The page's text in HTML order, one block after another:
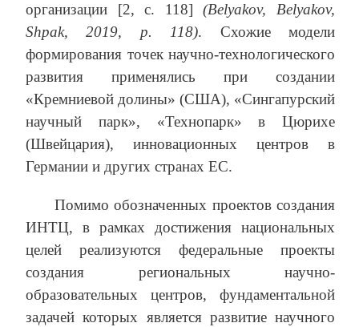
организации [2, с. 118](Belyakov, Belyakov,
Shpak, 2019, р. 118). Схожие модели
формирования точек научно-технологического
развития применялись при создании
«Кремниевой долины» (США), «Сингапурский
научный парк», «Технопарк» в Цюрихе
(Швейцария), инновационных центров в
Германии и других странах ЕС.
Помимо обозначенных проектов создания
ИНТЦ, в рамках достижения национальных
целей реализуются федеральные проекты
создания региональных научно-
образовательных центров, фундаментальной
задачей которых является развитие научного